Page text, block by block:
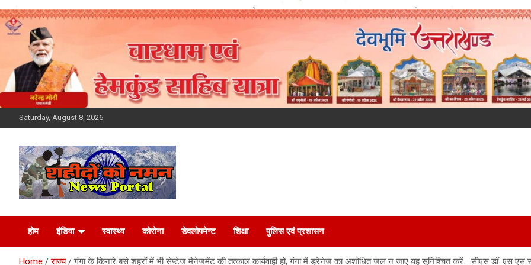
Skip
to
Saturday, August 8, 2026
Latest News Today,
Breaking News,
होम इंडिया स्वास्थ्य कोरोना डेवलोपमेन्ट शिक्षा पुलिस एवं प्रशासन
Home राज्य गंगा के किनारे बसे शहरों में भी सेप्टेज मैनेजमेंट की तत्काल कार्यवाही हो, गंगा में ड्रेनेज का अशोधित जल न जाए यह सुनिश्चित करें… सीएस डॉ. एस एस